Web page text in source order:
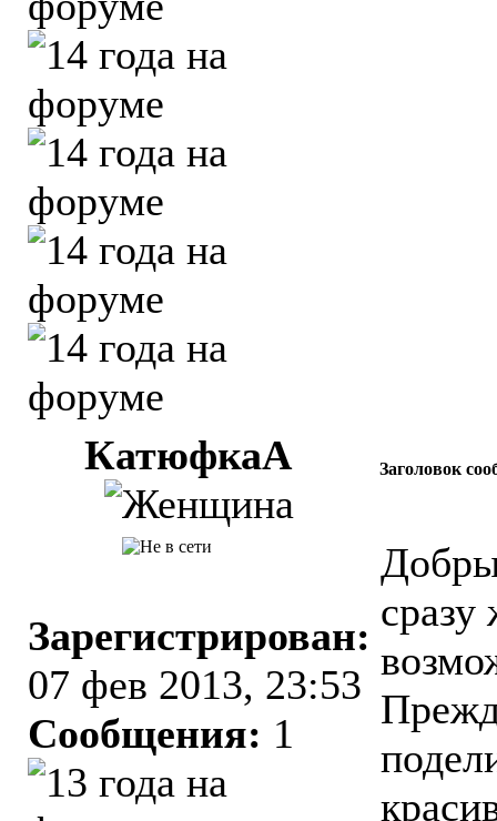
КатюфкаА Заголовок
Зарегистрирован:
07 фев 2013, 23:53
Сообщения: 1